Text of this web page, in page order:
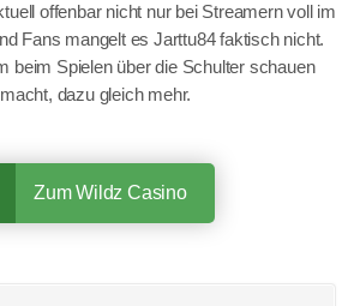
offenbar nicht nur bei Streamern voll im
Fans mangelt es Jarttu84 faktisch nicht.
beim Spielen über die Schulter schauen
dazu gleich mehr.
Zum Wildz Casino